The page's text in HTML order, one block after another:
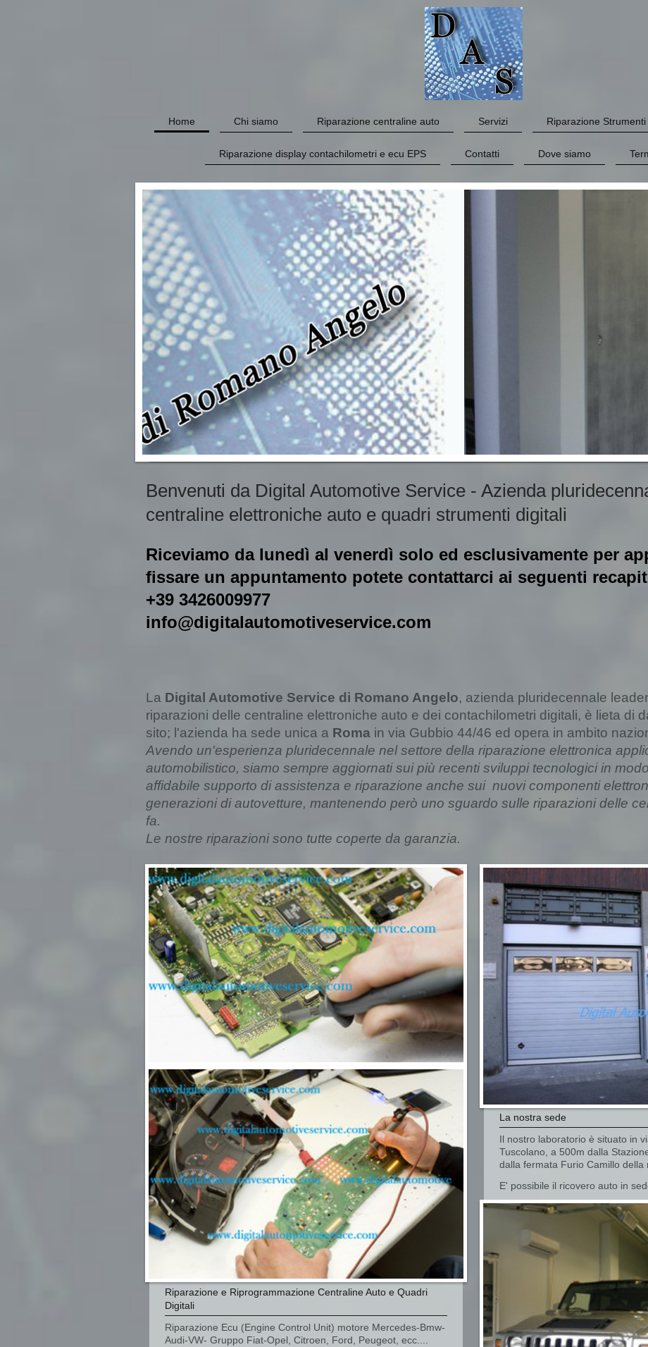
Home Chi siamo Riparazione centraline auto Servizi Riparazione
Riparazione display contachilometri e ecu EPS Contatti Dove siamo
Benvenuti da Digital Automotive Service - Azienda
centraline elettroniche auto e quadri strumenti digitali
Riceviamo da lunedì al venerdì solo ed esclusivamente per
fissare un appuntamento potete contattarci ai seguenti
+39 3426009977
info@digitalautomotiveservice.com
La Digital Automotive Service di Romano Angelo, azienda pluridecennale
riparazioni delle centraline elettroniche auto e dei contachilometri digitali, è lieta di
sito; l'azienda ha sede unica a Roma in via Gubbio 44/46 ed opera in ambito
Avendo un'esperienza pluridecennale nel settore della riparazione elettronica
automobilistico, siamo sempre aggiornati sui più recenti sviluppi tecnologici in
affidabile supporto di assistenza e riparazione anche sui nuovi componenti
generazioni di autovetture, mantenendo però uno sguardo sulle riparazioni delle
fa.
Le nostre riparazioni sono tutte coperte da garanzia.
Riparazione e Riprogrammazione Centraline Auto e Quadri
Digitali
Riparazione Ecu (Engine Control Unit) motore Mercedes-Bmw-
Audi-VW- Gruppo Fiat-Opel, Citroen, Ford, Peugeot, ecc....
La nostra sede
Il nostro laboratorio è situato in
Tuscolano, a 500m dalla
dalla fermata Furio Camillo della
E' possibile il ricovero auto in